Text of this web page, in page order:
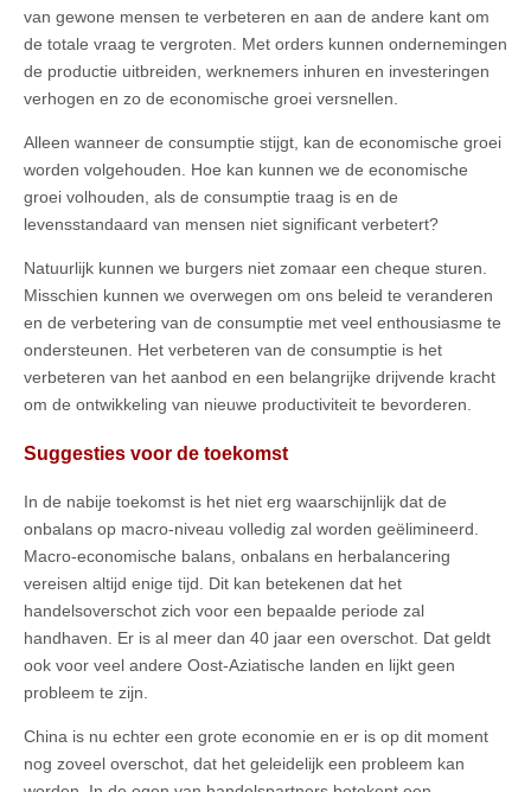
van gewone mensen te verbeteren en aan de andere kant om
de totale vraag te vergroten. Met orders kunnen ondernemingen
de productie uitbreiden, werknemers inhuren en investeringen
verhogen en zo de economische groei versnellen.
Alleen wanneer de consumptie stijgt, kan de economische groei
worden volgehouden. Hoe kan kunnen we de economische
groei volhouden, als de consumptie traag is en de
levensstandaard van mensen niet significant verbetert?
Natuurlijk kunnen we burgers niet zomaar een cheque sturen.
Misschien kunnen we overwegen om ons beleid te veranderen
en de verbetering van de consumptie met veel enthousiasme te
ondersteunen. Het verbeteren van de consumptie is het
verbeteren van het aanbod en een belangrijke drijvende kracht
om de ontwikkeling van nieuwe productiviteit te bevorderen.
Suggesties voor de toekomst
In de nabije toekomst is het niet erg waarschijnlijk dat de
onbalans op macro-niveau volledig zal worden geëlimineerd.
Macro-economische balans, onbalans en herbalancering
vereisen altijd enige tijd. Dit kan betekenen dat het
handelsoverschot zich voor een bepaalde periode zal
handhaven. Er is al meer dan 40 jaar een overschot. Dat geldt
ook voor veel andere Oost-Aziatische landen en lijkt geen
probleem te zijn.
China is nu echter een grote economie en er is op dit moment
nog zoveel overschot, dat het geleidelijk een probleem kan